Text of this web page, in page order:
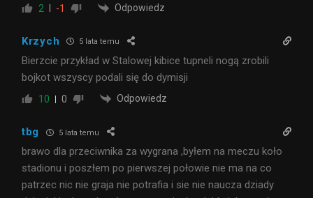
2 -1 Odpowiedz
Krzych 5 lata temu
Bierzcie przykład w Stalowej kibice tupneli nogą zrobili
bojkot wszyscy podali się do dymisji
10 0 Odpowiedz
tbg 5 lata temu
brawo dla przeciwnika za wygrana ,byłem na meczu koło
stadionu i poszłem po pierwszej połowie nie ma na co
patrzec nic nie graja nie potrafia i sie nie naucza dziady